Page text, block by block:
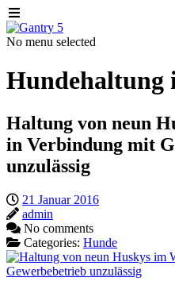
No menu selected
Hundehaltung
Haltung von neun
in Verbindung mit
unzulässig
21 Januar 2016
admin
No comments
Categories: Hunde